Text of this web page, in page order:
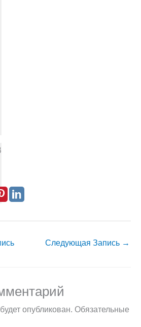
Следующая Запись →
опубликован. Обязательные